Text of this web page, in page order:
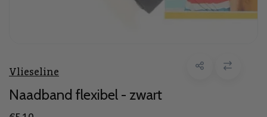
Vlieseline
Naadband flexibel - zwart